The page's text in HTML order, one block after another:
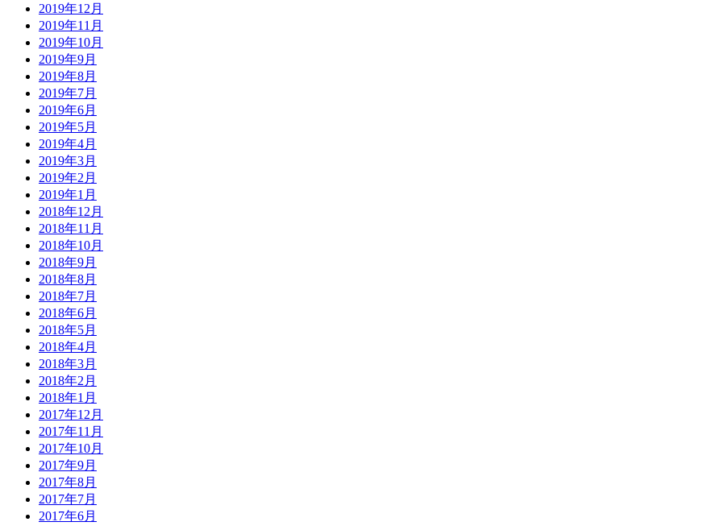
2019年12月
2019年11月
2019年10月
2019年9月
2019年8月
2019年7月
2019年6月
2019年5月
2019年4月
2019年3月
2019年2月
2019年1月
2018年12月
2018年11月
2018年10月
2018年9月
2018年8月
2018年7月
2018年6月
2018年5月
2018年4月
2018年3月
2018年2月
2018年1月
2017年12月
2017年11月
2017年10月
2017年9月
2017年8月
2017年7月
2017年6月